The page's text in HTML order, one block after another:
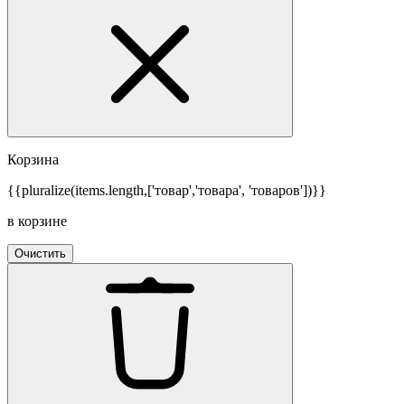
Корзина
{{pluralize(items.length,['товар','товара', 'товаров'])}}
в корзине
Очистить